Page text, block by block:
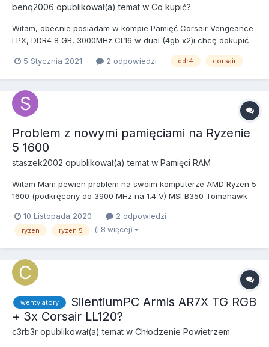
benq2006 opublikował(a) temat w Co kupić?
Witam, obecnie posiadam w kompie Pamięć Corsair Vengeance
LPX, DDR4 8 GB, 3000MHz CL16 w dual (4gb x2)i chcę dokupić
jedną kość 8gb. Moja płyta to MSI Z370-A PRO. Pozdrawiam.
5 Stycznia 2021 2 odpowiedzi ddr4 corsair
Problem z nowymi pamięciami na Ryzenie
5 1600
staszek2002 opublikował(a) temat w Pamięci RAM
Witam Mam pewien problem na swoim komputerze AMD Ryzen 5
1600 (podkręcony do 3900 MHz na 1.4 V) MSI B350 Tomahawk
większość czasu działały na 2133 MHz, nawet na 2800 system
bywał niestabilny) Gigabyte RX570 4GB...
10 Listopada 2020 2 odpowiedzi
ryzen ryzen 5 (i 8 więcej)
wentylatory
SilentiumPC Armis AR7X TG RGB
+ 3x Corsair LL120?
c3rb3r opublikował(a) temat w Chłodzenie Powietrzem